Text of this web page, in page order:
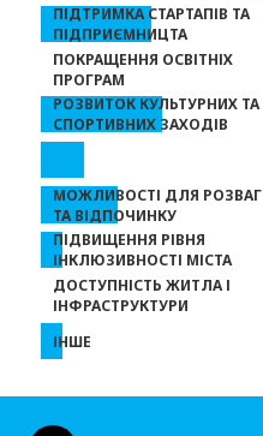
ПІДТРИМКА СТАРТАПІВ ТА
ПІДПРИЄМНИЦТА
ПОКРАЩЕННЯ ОСВІТНІХ
ПРОГРАМ
РОЗВИТОК КУЛЬТУРНИХ ТА
СПОРТИВНИХ ЗАХОДІВ
МОЖЛИВОСТІ ДЛЯ РОЗВАГ
ТА ВІДПОЧИНКУ
ПІДВИЩЕННЯ РІВНЯ
ІНКЛЮЗИВНОСТІ МІСТА
ДОСТУПНІСТЬ ЖИТЛА І
ІНФРАСТРУКТУРИ
ІНШЕ